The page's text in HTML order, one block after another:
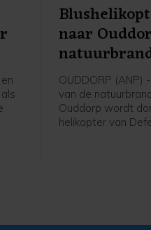
naar
bestrijden
OUDDORP (ANP)
van de
Ouddorp wordt
helikopter van